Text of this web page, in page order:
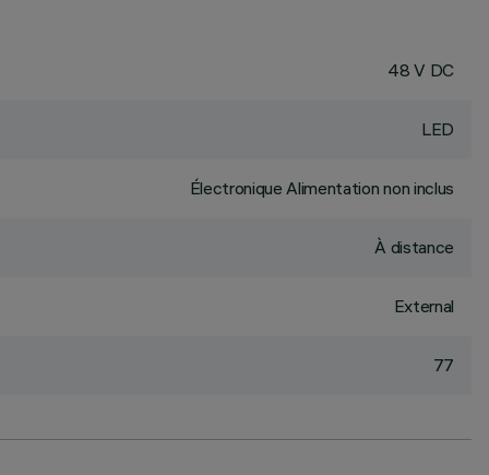
48 V DC
LED
Électronique Alimentation non inclus
À distance
External
77